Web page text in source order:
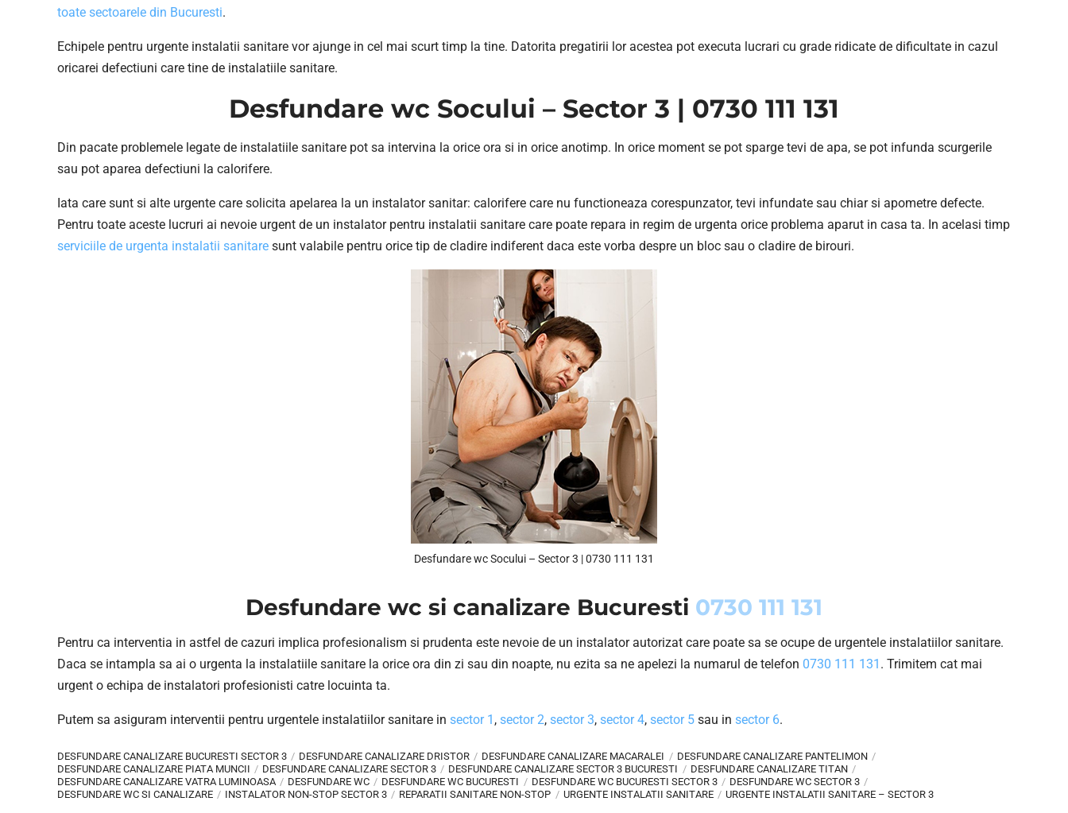
toate sectoarele din Bucuresti.
Echipele pentru urgente instalatii sanitare vor ajunge in cel mai scurt timp la tine. Datorita pregatirii lor acestea pot executa lucrari cu grade ridicate de dificultate in cazul
oricarei defectiuni care tine de instalatiile sanitare.
Desfundare wc Socului – Sector 3 | 0730 111 131
Din pacate problemele legate de instalatiile sanitare pot sa intervina la orice ora si in orice anotimp. In orice moment se pot sparge tevi de apa, se pot infunda scurgerile
sau pot aparea defectiuni la calorifere.
Iata care sunt si alte urgente care solicita apelarea la un instalator sanitar: calorifere care nu functioneaza corespunzator, tevi infundate sau chiar si apometre defecte.
Pentru toate aceste lucruri ai nevoie urgent de un instalator pentru instalatii sanitare care poate repara in regim de urgenta orice problema aparut in casa ta. In acelasi timp
serviciile de urgenta instalatii sanitare sunt valabile pentru orice tip de cladire indiferent daca este vorba despre un bloc sau o cladire de birouri.
Desfundare wc Socului – Sector 3 | 0730 111 131
Desfundare wc si canalizare Bucuresti 0730 111 131
Pentru ca interventia in astfel de cazuri implica profesionalism si prudenta este nevoie de un instalator autorizat care poate sa se ocupe de urgentele instalatiilor sanitare.
Daca se intampla sa ai o urgenta la instalatiile sanitare la orice ora din zi sau din noapte, nu ezita sa ne apelezi la numarul de telefon 0730 111 131 . Trimitem cat mai
urgent o echipa de instalatori profesionisti catre locuinta ta.
Putem sa asiguram interventii pentru urgentele instalatiilor sanitare in sector 1 , sector 2, sector 3, sector 4, sector 5 sau in sector 6.
DESFUNDARE CANALIZARE BUCURESTI SECTOR 3 DESFUNDARE CANALIZARE DRISTOR DESFUNDARE CANALIZARE MACARALEI
DESFUNDARE CANALIZARE PANTELIMON
DESFUNDARE CANALIZARE PIATA MUNCII
DESFUNDARE CANALIZARE SECTOR 3 DESFUNDARE CANALIZARE SECTOR 3 BUCURESTI
DESFUNDARE CANALIZARE TITAN
DESFUNDARE CANALIZARE VATRA LUMINOASA
DESFUNDARE WC DESFUNDARE WC BUCURESTI DESFUNDARE WC BUCURESTI SECTOR 3
DESFUNDARE WC SECTOR 3
DESFUNDARE WC SI CANALIZARE
INSTALATOR NON-STOP SECTOR 3 REPARATII SANITARE NON-STOP URGENTE INSTALATII SANITARE URGENTE INSTALATII SANITARE – SECTOR 3